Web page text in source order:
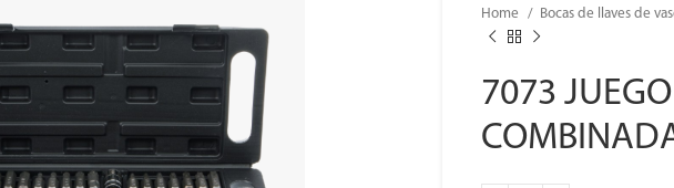
Home Bocas de llaves de
7073